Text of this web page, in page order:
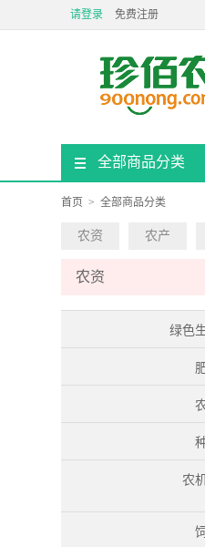
请登录 免费注册
全部商品分类
首页 > 全部商品分类
农资 农产
农资
绿色
农